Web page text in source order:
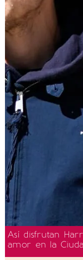
Así disfrutan
amor en la